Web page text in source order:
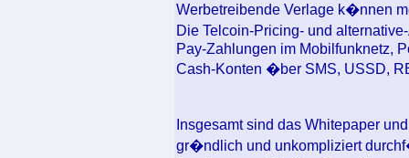
Werbetreibende Verlage k�nnen
Die Telcoin-Pricing- und
Pay-Zahlungen im Mobilfunknetz,
Cash-Konten �ber SMS, USSD,
Insgesamt sind das Whitepaper
gr�ndlich und unkompliziert